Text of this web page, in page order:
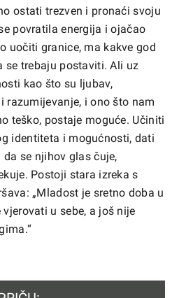
ostati trezven i pronaći svoju
povratila energija i ojačao
uočiti granice, ma kakve god
se trebaju postaviti. Ali uz
kao što su ljubav,
razumijevanje, i ono što nam
teško, postaje moguće. Učiniti
identiteta i mogućnosti, dati
se njihov glas čuje,
Postoji stara izreka s
„Mladost je sretno doba u
u sebe, a još nije